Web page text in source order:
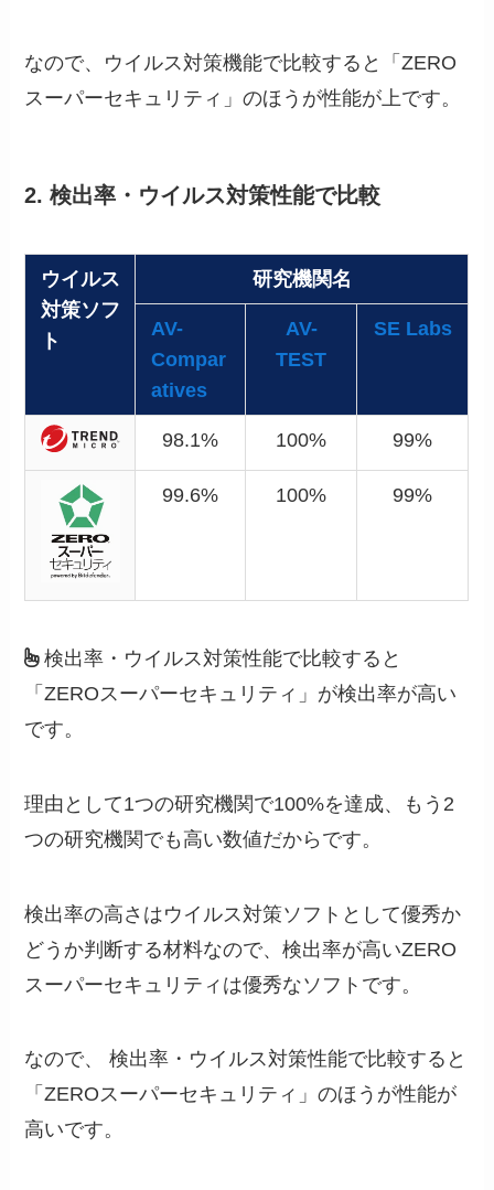
なので、ウイルス対策機能で比較すると「ZERO
スーパーセキュリティ」のほうが性能が上です。
2. 検出率・ウイルス対策性能で比較
ウイルス
対策ソフ
ト
研究機関名
AV-
Compar
atives
AV-
TEST
SE Labs
98.1% 100% 99%
99.6% 100% 99%
検出率・ウイルス対策性能で比較すると
「ZEROスーパーセキュリティ」が検出率が高い
です。
理由として1つの研究機関で100%を達成、もう2
つの研究機関でも高い数値だからです。
検出率の高さはウイルス対策ソフトとして優秀か
どうか判断する材料なので、検出率が高いZERO
スーパーセキュリティは優秀なソフトです。
なので、 検出率・ウイルス対策性能で比較すると
「ZEROスーパーセキュリティ 」のほうが性能が
高いです。